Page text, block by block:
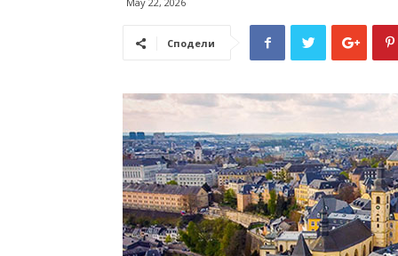
Сподели